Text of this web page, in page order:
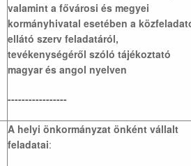
valamint a fővárosi és megyei
kormányhivatal esetében a
ellátó szerv feladatáról,
tevékenységéről szóló tájékoztató
magyar és angol nyelven
-----------------
A helyi önkormányzat önként vállalt
feladatai: